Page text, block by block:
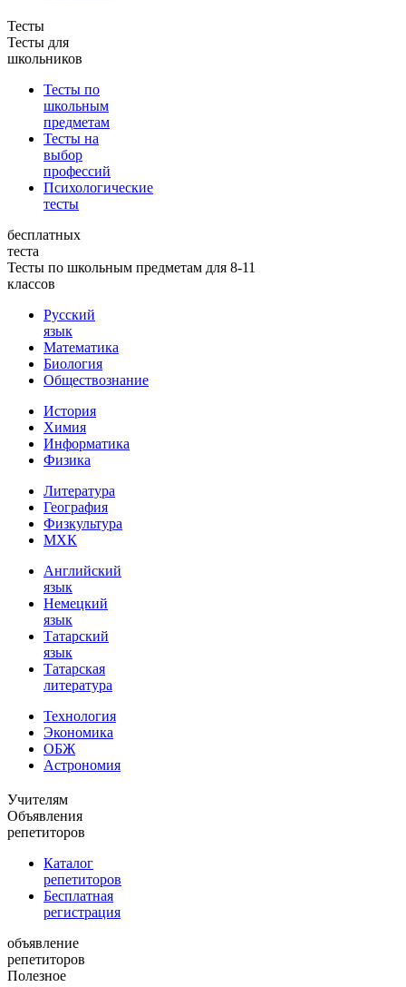
Тесты
Тесты для
школьников
Тесты по
школьным
предметам
Тесты на
выбор
профессий
Психологические
тесты
бесплатных
теста
Тесты по школьным предметам для 8-11
классов
Русский
язык
Математика
Биология
Обществознание
История
Химия
Информатика
Физика
Литература
География
Физкультура
МХК
Английский
язык
Немецкий
язык
Татарский
язык
Татарская
литература
Технология
Экономика
ОБЖ
Астрономия
Учителям
Объявления
репетиторов
Каталог
репетиторов
Бесплатная
регистрация
объявление
репетиторов
Полезное